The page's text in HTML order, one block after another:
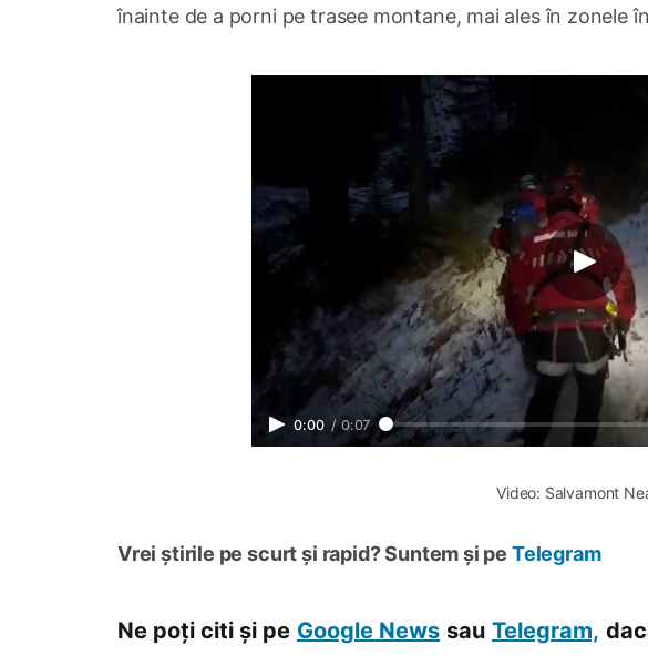
înainte de a porni pe trasee montane, mai ales în zonele
0:00 / 0:07
Video: Salvamont
Vrei știrile pe scurt și rapid? Suntem și pe Telegram
Ne poți citi și pe Google News sau Telegram,